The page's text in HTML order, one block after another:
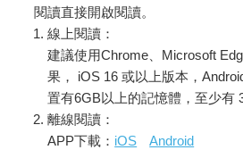
閱讀直接開啟閱讀。
線上閱讀：
建議使用Chrome、Microsoft
果， iOS 16 或以上版本，
置有6GB以上的記憶體，至少有
離線閱讀：
APP下載： iOS
Android